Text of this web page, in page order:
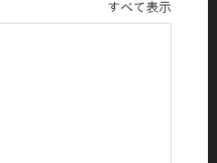
すべて表示